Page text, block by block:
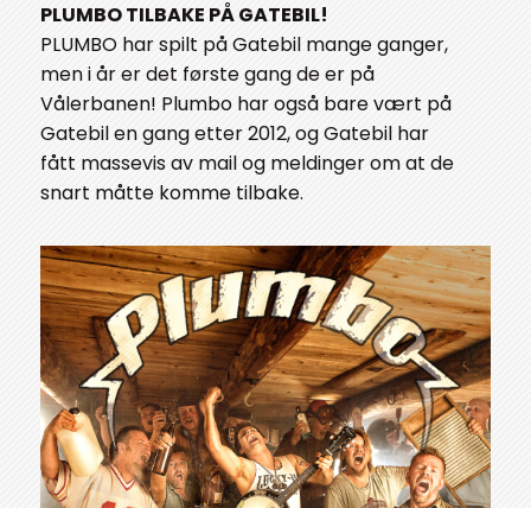
PLUMBO TILBAKE PÅ GATEBIL!
PLUMBO har spilt på Gatebil mange ganger,
men i år er det første gang de er på
Vålerbanen! Plumbo har også bare vært på
Gatebil en gang etter 2012, og Gatebil har
fått massevis av mail og meldinger om at de
snart måtte komme tilbake.